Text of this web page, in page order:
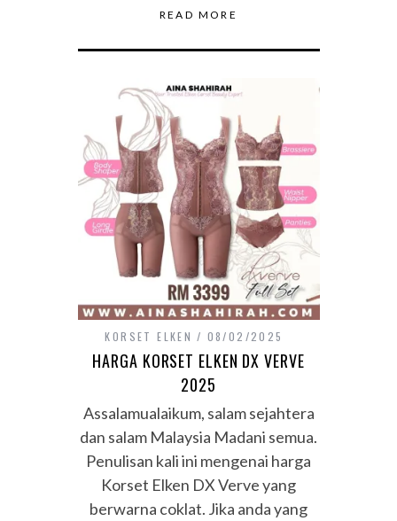
READ MORE
KORSET ELKEN 08/02/2025
HARGA KORSET ELKEN DX VERVE
2025
Assalamualaikum, salam sejahtera
dan salam Malaysia Madani semua.
Penulisan kali ini mengenai harga
Korset Elken DX Verve yang
berwarna coklat. Jika anda yang